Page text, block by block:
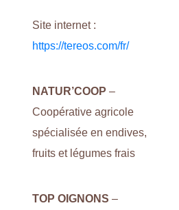
Site internet :
https://tereos.com/fr/
NATUR’COOP –
Coopérative agricole
spécialisée en endives,
fruits et légumes frais
TOP OIGNONS –